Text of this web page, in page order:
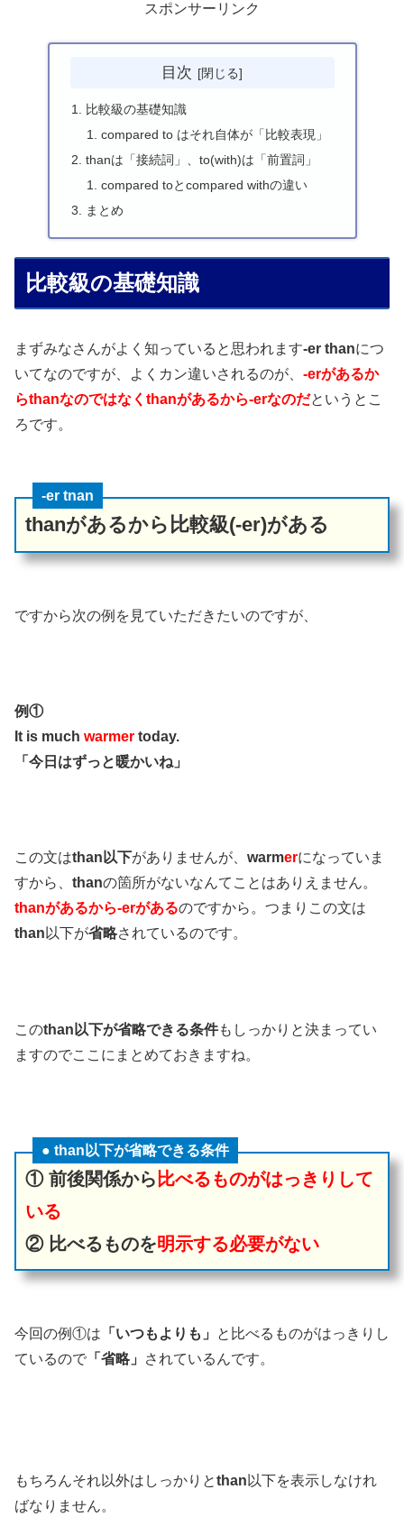
スポンサーリンク
目次
比較級の基礎知識
compared to はそれ自体が「比較表現」
thanは「接続詞」、to(with)は「前置詞」
compared toとcompared withの違い
まとめ
比較級の基礎知識
まずみなさんがよく知っていると思われます-er thanにつ
いてなのですが、よくカン違いされるのが、 -erがあるか
らthanなのではなくthanがあるから-erなのだというとこ
ろです。
-er tnan
thanがあるから比較級(-er)がある
ですから次の例を見ていただきたいのですが、
例①
It is much warmer today.
「今日はずっと暖かいね」
この文はthan以下がありませんが、 warmerになっていま
すから、 thanの箇所がないなんてことはありえません。
thanがあるから-erがあるのですから。つまりこの文は
than 以下が省略されているのです。
このthan以下が省略できる条件もしっかりと決まってい
ますのでここにまとめておきますね。
● than以下が省略できる条件
① 前後関係から 比べるものがはっきりして
いる
② 比べるものを明示する必要がない
今回の例①は 「いつもよりも」
と比べるものがはっきりし
ているので 「省略」 されているんです。
もちろんそれ以外はしっかりとthan 以下を表示しなけれ
ばなりません。